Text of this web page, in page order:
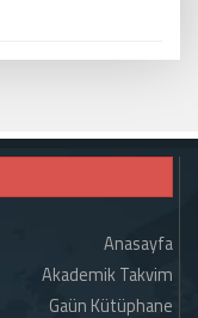
Anasayfa
Akademik Takvim
Gaün Kütüphane